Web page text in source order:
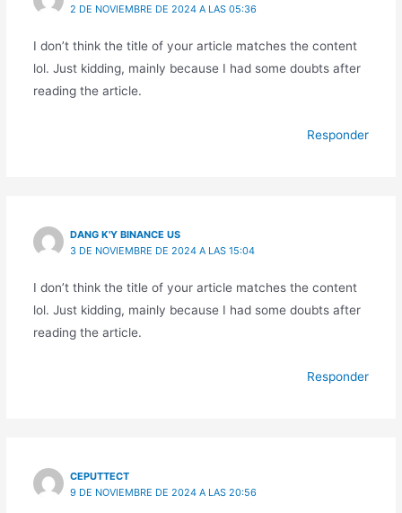
2 DE NOVIEMBRE DE 2024 A LAS 05:36
I don’t think the title of your article matches the content
lol. Just kidding, mainly because I had some doubts after
reading the article.
Responder
DANG K'Y BINANCE US
3 DE NOVIEMBRE DE 2024 A LAS 15:04
I don’t think the title of your article matches the content
lol. Just kidding, mainly because I had some doubts after
reading the article.
Responder
CEPUTTECT
9 DE NOVIEMBRE DE 2024 A LAS 20:56